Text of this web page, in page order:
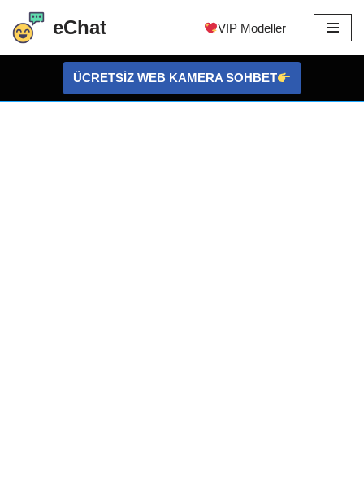
İçeriğe
eChat VIP Modeller
ÜCRETSİZ WEB KAMERA SOHBET